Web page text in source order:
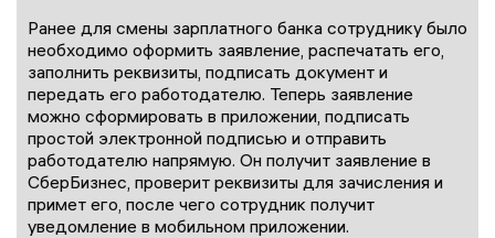
Ранее для смены зарплатного банка сотруднику было
необходимо оформить заявление, распечатать его,
заполнить реквизиты, подписать документ и
передать его работодателю. Теперь заявление
можно сформировать в приложении, подписать
простой электронной подписью и отправить
работодателю напрямую. Он получит заявление в
СберБизнес, проверит реквизиты для зачисления и
примет его, после чего сотрудник получит
уведомление в мобильном приложении.